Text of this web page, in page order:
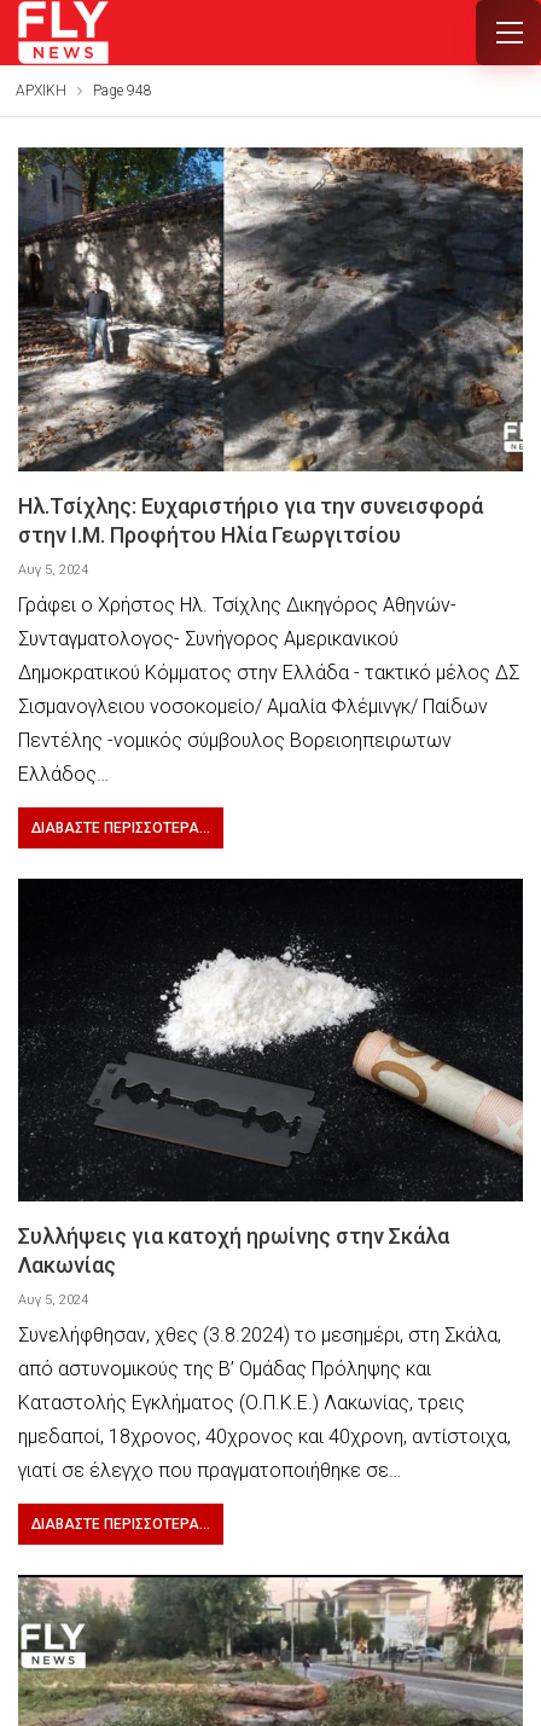
ΑΡΧΙΚΗ Page 948
Ηλ.Τσίχλης: Ευχαριστήριο για την συνεισφορά
στην Ι.Μ. Προφήτου Ηλία Γεωργιτσίου
Αυγ 5, 2024
Γράφει ο Χρήστος Ηλ. Τσίχλης Δικηγόρος Αθηνών-
Συνταγματολογος- Συνήγορος Αμερικανικού
Δημοκρατικού Κόμματος στην Ελλάδα - τακτικό μέλος ΔΣ
Σισμανογλειου νοσοκομείο/ Αμαλία Φλέμινγκ/ Παίδων
Πεντέλης -νομικός σύμβουλος Βορειοηπειρωτων
Ελλάδος…
ΔΙΑΒΆΣΤΕ ΠΕΡΙΣΣΌΤΕΡΑ...
Συλλήψεις για κατοχή ηρωίνης στην Σκάλα
Λακωνίας
Αυγ 5, 2024
Συνελήφθησαν, χθες (3.8.2024) το μεσημέρι, στη Σκάλα,
από αστυνομικούς της Β’ Ομάδας Πρόληψης και
Καταστολής Εγκλήματος (Ο.Π.Κ.Ε.) Λακωνίας, τρεις
ημεδαποί, 18χρονος, 40χρονος και 40χρονη, αντίστοιχα,
γιατί σε έλεγχο που πραγματοποιήθηκε σε…
ΔΙΑΒΆΣΤΕ ΠΕΡΙΣΣΌΤΕΡΑ...